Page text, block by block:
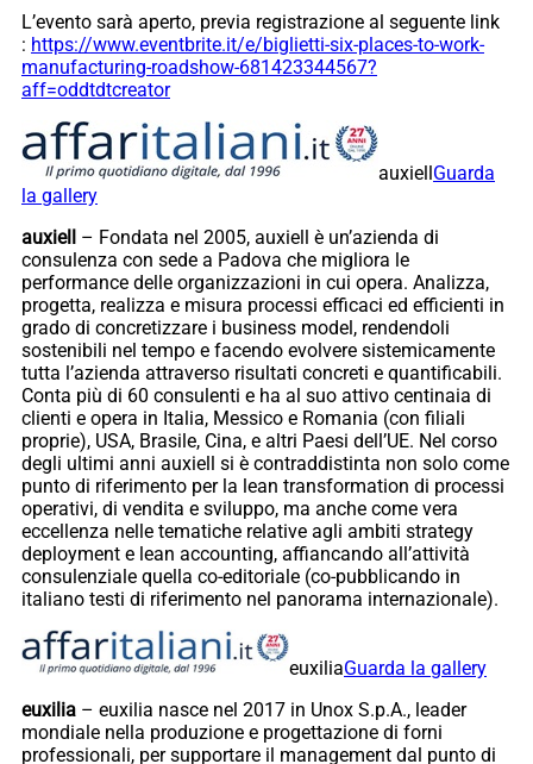
L’evento sarà aperto, previa registrazione al seguente link
: https://www.eventbrite.it/e/biglietti-six-places-to-work-
manufacturing-roadshow-681423344567?
aff=oddtdtcreator
auxiell Guarda
la gallery
auxiell
– Fondata nel 2005, auxiell è un’azienda di
consulenza con sede a Padova che migliora le
performance delle organizzazioni in cui opera. Analizza,
progetta, realizza e misura processi efficaci ed efficienti in
grado di concretizzare i business model, rendendoli
sostenibili nel tempo e facendo evolvere sistemicamente
tutta l’azienda attraverso risultati concreti e quantificabili.
Conta più di 60 consulenti e ha al suo attivo centinaia di
clienti e opera in Italia, Messico e Romania (con filiali
proprie), USA, Brasile, Cina, e altri Paesi dell’UE. Nel corso
degli ultimi anni auxiell si è contraddistinta non solo come
punto di riferimento per la lean transformation di processi
operativi, di vendita e sviluppo, ma anche come vera
eccellenza nelle tematiche relative agli ambiti strategy
deployment e lean accounting, affiancando all’attività
consulenziale quella co-editoriale (co-pubblicando in
italiano testi di riferimento nel panorama internazionale).
euxiliaGuarda la gallery
euxilia – euxilia nasce nel 2017 in Unox S.p.A., leader
mondiale nella produzione e progettazione di forni
professionali, per supportare il management dal punto di